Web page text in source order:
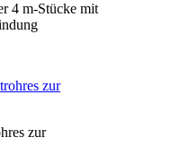
4 m-Stücke mit
zur